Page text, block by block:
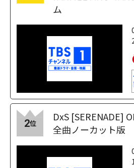
ム
2位
DxS [SERENADE]
全曲ノーカット版